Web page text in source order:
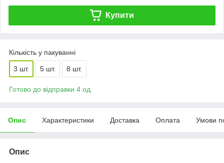
Купити
Кількість у пакуванні
3 шт. 5 шт. 8 шт.
Готово до відправки 4 од.
Опис Характеристики Доставка Оплата Умови
Опис